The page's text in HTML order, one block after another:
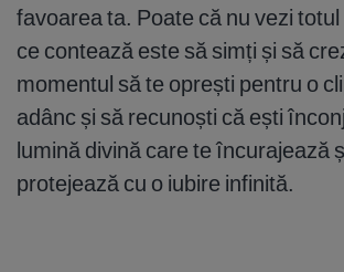
favoarea ta. Poate că nu vezi
ce contează este să simți și să
momentul să te oprești pentru o
adânc și să recunoști că ești
lumină divină care te încurajează
protejează cu o iubire infinită.